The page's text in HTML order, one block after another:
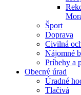
Šport
Doprava
Civilná
Nájomné
Príbehy a
Obecný úrad
Úradné
Tlačivá